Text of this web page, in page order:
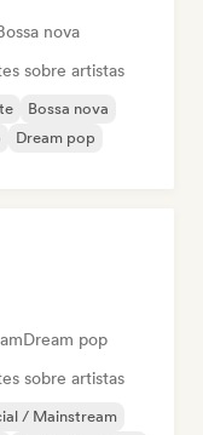
nova
sobre artistas
Bossa nova
Dream pop
Dream pop
sobre artistas
/ Mainstream